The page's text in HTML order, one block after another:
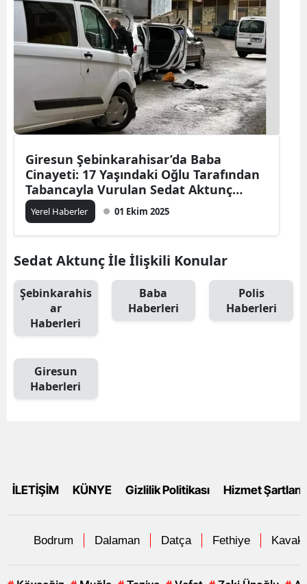
Giresun Şebinkarahisar’da Baba
Cinayeti: 17 Yaşındaki Oğlu Tarafından
Tabancayla Vurulan Sedat Aktunç
Hayatını Kaybetti
Yerel Haberler 01 Ekim 2025
Sedat Aktunç İle İlişkili Konular
Şebinkarahis
ar
Haberleri
Baba
Haberleri
Polis
Haberleri
Giresun
Haberleri
İLETİŞİM KÜNYE Gizlilik Politikası Hizmet Şartları
Bodrum Dalaman Datça Fethiye